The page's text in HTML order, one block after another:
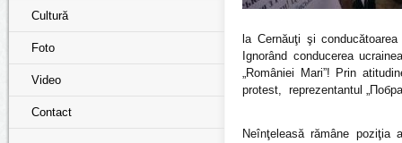
Cultură
Foto
Video
Contact
la Cernăuţi şi
Ignorând conducerea
„României Mari”! Prin
protest, reprezentantul
Neînţeleasă rămâne